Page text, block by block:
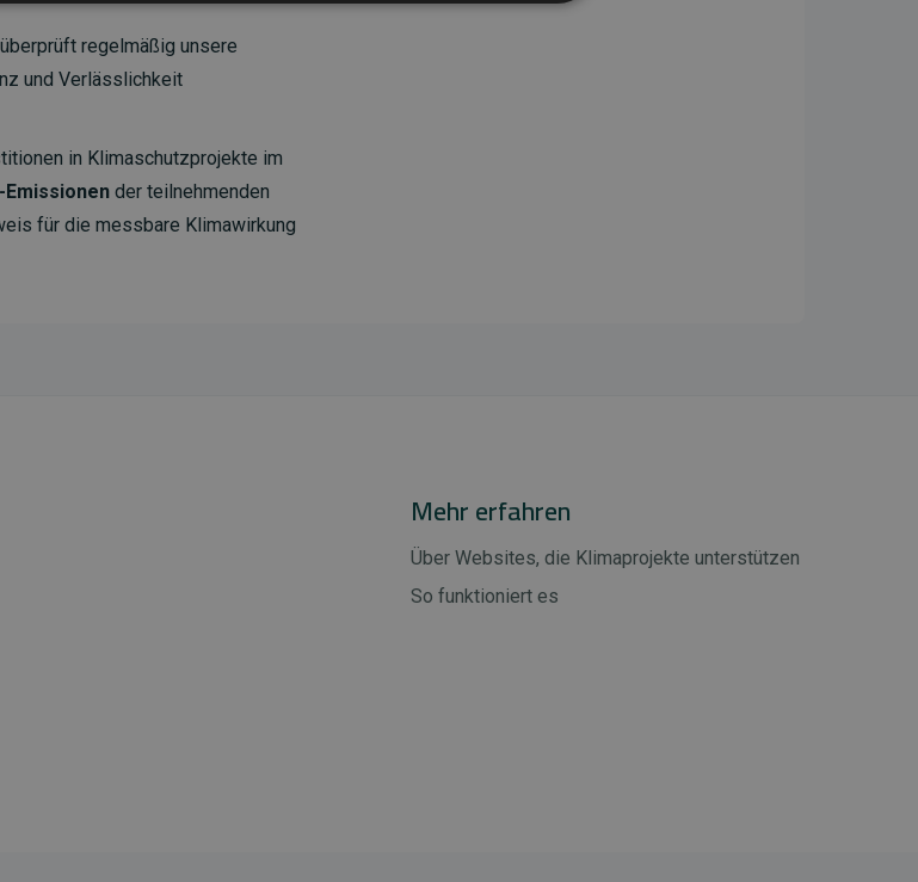
überprüft regelmäßig unsere
und Verlässlichkeit
in Klimaschutzprojekte im
Emissionen der teilnehmenden
für die messbare Klimawirkung
Mehr erfahren
Über Websites, die Klimaprojekte unterstützen
So funktioniert es